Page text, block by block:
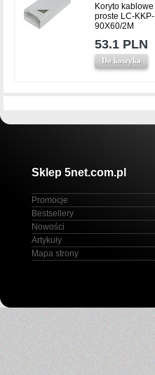
Koryto kablowe
proste LC-KKP-
90X60/2M
53.1 PLN
Do koszyka
Sklep 5net.com.pl
Promocje
Bestsellery
Nowości
Artykuły
Mapa strony